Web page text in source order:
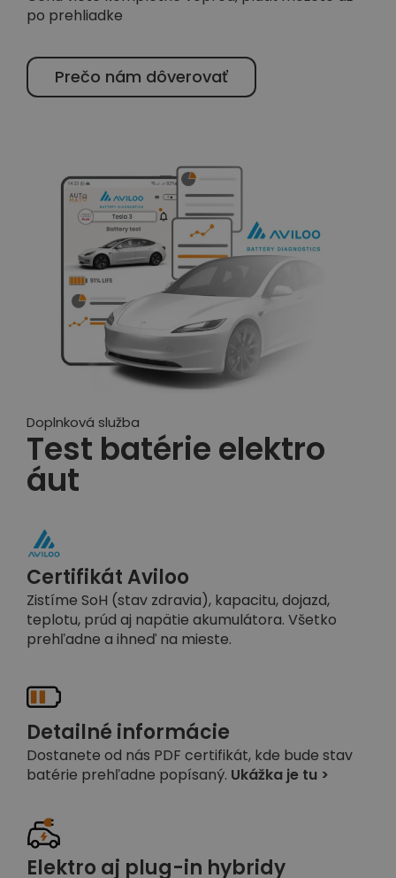
po prehliadke
Prečo nám dôverovať
Doplnková služba
Test batérie elektro
áut
Certifikát Aviloo
Zistíme SoH (stav zdravia), kapacitu, dojazd,
teplotu, prúd aj napätie akumulátora. Všetko
prehľadne a ihneď na mieste.
Detailné informácie
Dostanete od nás PDF certifikát, kde bude stav
batérie prehľadne popísaný. Ukážka je tu >
Elektro aj plug-in hybridy